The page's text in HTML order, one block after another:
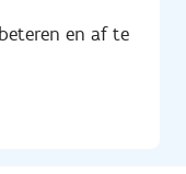
en af te